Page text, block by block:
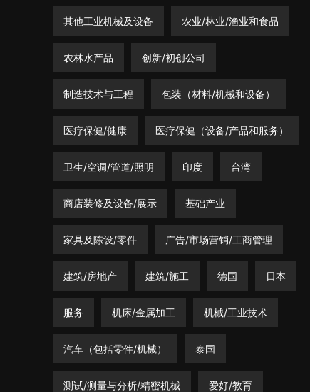
其他工业机械及设备 农业/林业/渔业和食品
农林水产品 创新/初创公司
制造技术与工程 包装（材料/机械和设备）
医疗保健/健康 医疗保健（设备/产品和服务）
卫生/空调/管道/照明 印度 台湾
商店装修及设备/展示 基础产业
家具及陈设/零件 广告/市场营销/工商管理
建筑/房地产 建筑/施工 德国 日本
服务 机床/金属加工 机械/工业技术
汽车（包括零件/机械） 泰国
测试/测量与分析/精密机械 爱好/教育